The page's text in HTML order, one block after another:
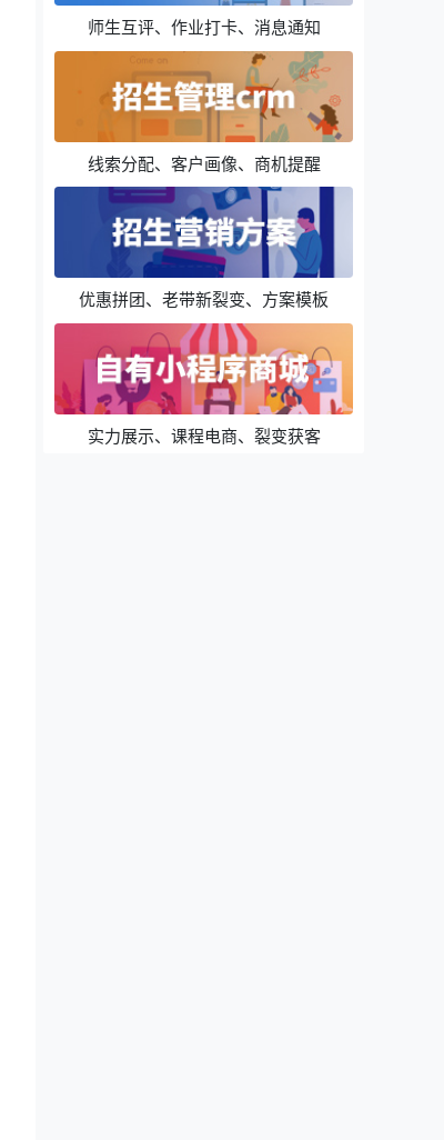
师生互评、作业打卡、消息通知
线索分配、客户画像、商机提醒
优惠拼团、老带新裂变、方案模板
实力展示、课程电商、裂变获客